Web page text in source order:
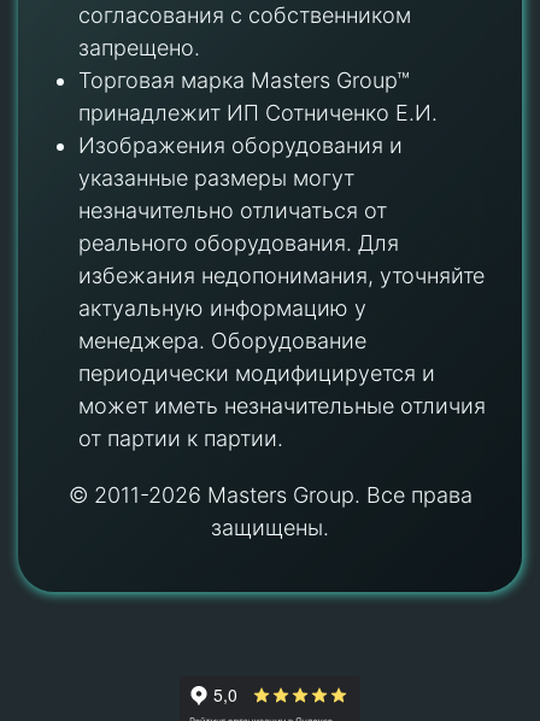
согласования с собственником
запрещено.
Торговая марка Masters Group™
принадлежит ИП Сотниченко Е.И.
Изображения оборудования и
указанные размеры могут
незначительно отличаться от
реального оборудования. Для
избежания недопонимания, уточняйте
актуальную информацию у
менеджера. Оборудование
периодически модифицируется и
может иметь незначительные отличия
от партии к партии.
© 2011-2026 Masters Group. Все права
защищены.